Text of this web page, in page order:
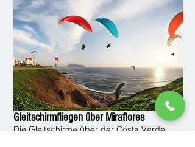
Gleitschirmfliegen über Miraflores
Die Gleitschirme über der Costa Verde